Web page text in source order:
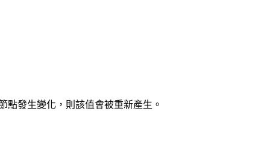
點發生變化，則該值會被重新產生。